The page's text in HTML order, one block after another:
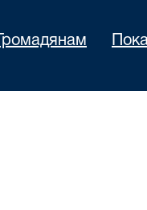
Громадянам